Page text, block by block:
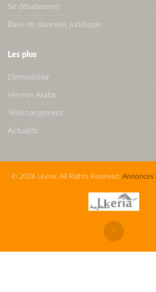
Se désabonner
Base de données juridique
Les plus
L'immobilier
Version Arabe
Téléchargement
Actualité
© 2026 Lkeria. All Rights Reserved. Annonces